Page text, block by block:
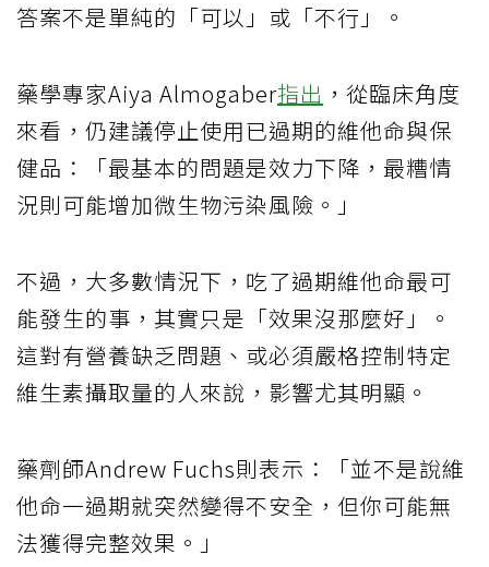
答案不是單純的「可以」或「不行」。
藥學專家Aiya Almogaber指出 ，從臨床角度
來看，仍建議停止使用已過期的維他命與保
健品：「最基本的問題是效力下降，最糟情
況則可能增加微生物污染風險。」
不過，大多數情況下，吃了過期維他命最可
能發生的事，其實只是「效果沒那麼好」。
這對有營養缺乏問題、或必須嚴格控制特定
維生素攝取量的人來說，影響尤其明顯。
藥劑師Andrew Fuchs則表示：「並不是說維
他命一過期就突然變得不安全，但你可能無
法獲得完整效果。」